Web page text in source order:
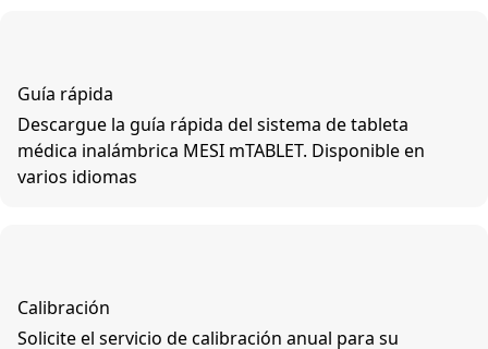
Guía rápida
Descargue la guía rápida del sistema de tableta
médica inalámbrica MESI mTABLET. Disponible en
varios idiomas
Calibración
Solicite el servicio de calibración anual para su